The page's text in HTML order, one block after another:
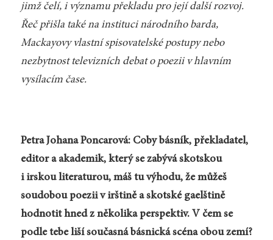
jimž čelí, i významu překladu pro její další rozvoj.
Řeč přišla také na instituci národního barda,
Mackayovy vlastní spisovatelské postupy nebo
nezbytnost televizních debat o poezii v hlavním
vysílacím čase.
Petra Johana Poncarová: Coby básník, překladatel,
editor a akademik, který se zabývá skotskou
i irskou literaturou, máš tu výhodu, že můžeš
soudobou poezii v irštině a skotské gaelštině
hodnotit hned z několika perspektiv. V čem se
podle tebe liší současná básnická scéna obou zemí?